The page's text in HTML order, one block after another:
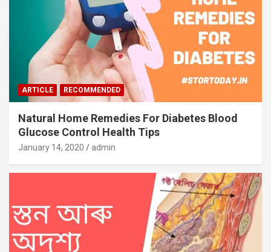
ARTICLE RECOMMENDED
Natural Home Remedies For Diabetes Blood
Glucose Control Health Tips
January 14, 2020 admin